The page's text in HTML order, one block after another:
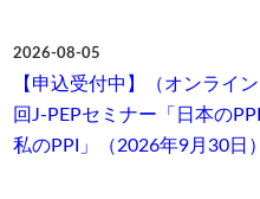
2026-08-05
【申込受付中】（オンライ
回J-PEPセミナー「日本の
私のPPI」（2026年9月30日）